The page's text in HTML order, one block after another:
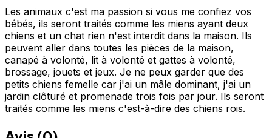
Les animaux c'est ma passion si vous me confiez vos
bébés, ils seront traités comme les miens ayant deux
chiens et un chat rien n'est interdit dans la maison. Ils
peuvent aller dans toutes les pièces de la maison,
canapé à volonté, lit à volonté et gattes à volonté,
brossage, jouets et jeux. Je ne peux garder que des
petits chiens femelle car j'ai un mâle dominant, j'ai un
jardin clôturé et promenade trois fois par jour. Ils seront
traités comme les miens c'est-à-dire des chiens rois.